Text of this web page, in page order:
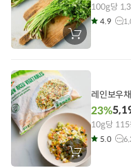
장
바
에
기
100g당
4.9
장
바
23%
10g당 115
5.0